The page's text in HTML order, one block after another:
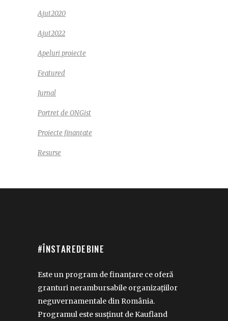
Ajut2020
Ajut2022
Apeluri proiecte
Featured
Jurnal
Portret de ONGist
Proiecte finanțate
Resurse
#ÎNSTAREDEBINE
Este un program de finanțare ce oferă
granturi nerambursabile organizațiilor
neguvernamentale din România.
Programul este susținut de Kaufland